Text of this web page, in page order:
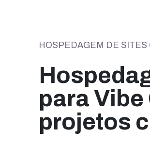
HOSPEDAGEM DE SITES
para Vibe
projetos